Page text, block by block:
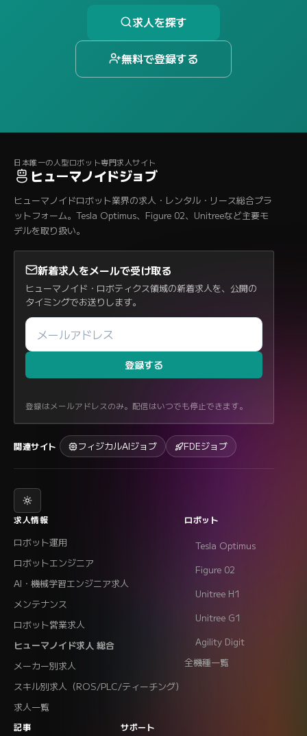
求人を探す
無料で登録する
日本唯一の人型ロボット専門求人サイト
ヒューマノイドジョブ
ヒューマノイドロボット業界の求人・レンタル・リース総合プラ
ットフォーム。Tesla Optimus、Figure 02、Unitreeなど主要モ
デルを取り扱い。
新着求人をメールで受け取る
ヒューマノイド・ロボティクス領域の新着求人を、公開の
タイミングでお送りします。
登録する
登録はメールアドレスのみ。配信はいつでも停止できます。
関連サイト フィジカルAIジョブ FDEジョブ
求人情報
ロボット運用
ロボットエンジニア
AI・機械学習エンジニア求人
メンテナンス
ロボット営業求人
ヒューマノイド求人 総合
メーカー別求人
スキル別求人（ROS/PLC/ティーチング）
求人一覧
ロボット
Tesla Optimus
Figure 02
Unitree H1
Unitree G1
Agility Digit
全機種一覧
記事 サポート